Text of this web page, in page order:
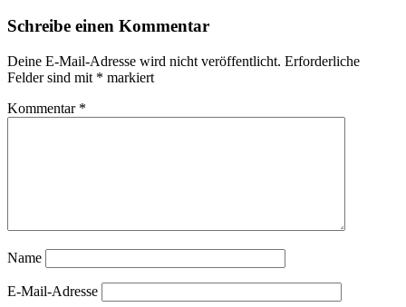
Schreibe einen Kommentar
Deine E-Mail-Adresse wird nicht veröffentlicht. Erforderliche
Felder sind mit * markiert
Kommentar *
Name
E-Mail-Adresse